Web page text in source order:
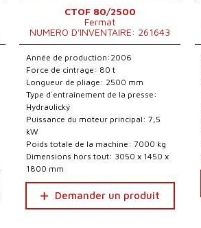
CTOF 80/2500
Fermat
NUMERO D'INVENTAIRE: 261643
Année de production:2006
Force de cintrage: 80 t
Longueur de pliage: 2500 mm
Type d´entraînement de la presse:
Hydraulický
Puissance du moteur principal: 7,5
kW
Poids totale de la machine: 7000 kg
Dimensions hors tout: 3050 x 1450 x
1800 mm
Demander un produit